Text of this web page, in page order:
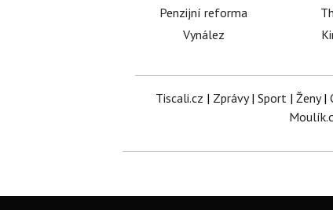
Penzijní reforma
Vynález
Tiscali.cz | Zprávy| Sport| Ženy|